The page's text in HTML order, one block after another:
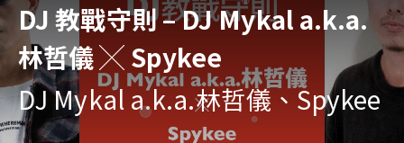
DJ 教戰守則 – DJ Mykal a.k.a.
林哲儀 ╳ Spykee
DJ Mykal a.k.a.林哲儀、Spykee